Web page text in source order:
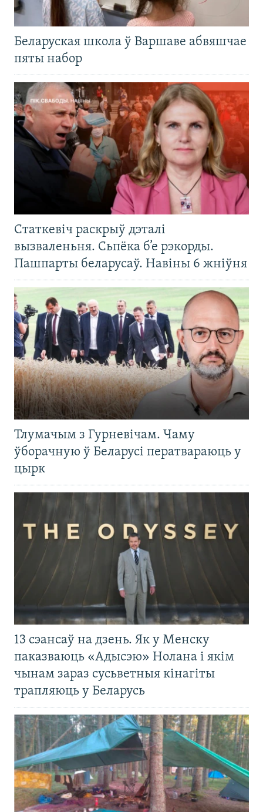
Беларуская школа ў Варшаве абвяшчае
пяты набор
Статкевіч раскрыў дэталі
вызваленьня. Сьпёка б’е рэкорды.
Пашпарты беларусаў. Навіны 6 жніўня
Тлумачым з Гурневічам. Чаму
ўборачную ў Беларусі ператвараюць у
цырк
13 сэансаў на дзень. Як у Менску
паказваюць «Адысэю» Нолана і якім
чынам зараз сусьветныя кінагіты
трапляюць у Беларусь